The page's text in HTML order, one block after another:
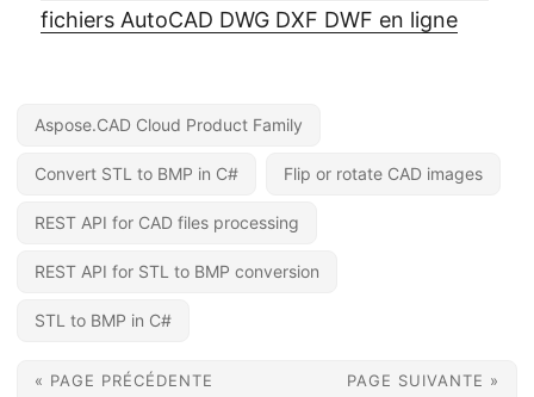
fichiers AutoCAD DWG DXF DWF en ligne
Aspose.CAD Cloud Product Family
Convert STL to BMP in C# Flip or rotate CAD images
REST API for CAD files processing
REST API for STL to BMP conversion
STL to BMP in C#
« PAGE PRÉCÉDENTE PAGE SUIVANTE »